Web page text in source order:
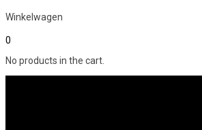
Winkelwagen
0
No products in the cart.